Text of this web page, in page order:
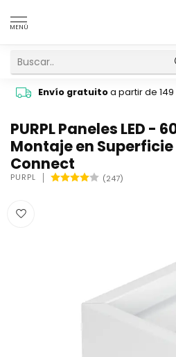
MENÚ
Envío gratuitoa partir de 149
PURPL Paneles LED -
Montaje en
Connect
PURPL (247)